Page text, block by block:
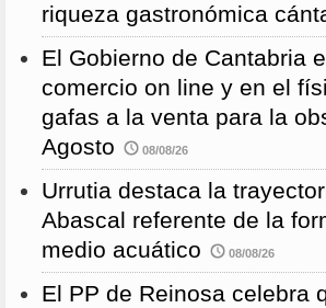
riqueza gastronómica
El Gobierno de Cantabria
comercio on line y en el
gafas a la venta para la
Agosto
08/08/26
Urrutia destaca la
Abascal referente de la
medio acuático
08/08/26
El PP de Reinosa celebra